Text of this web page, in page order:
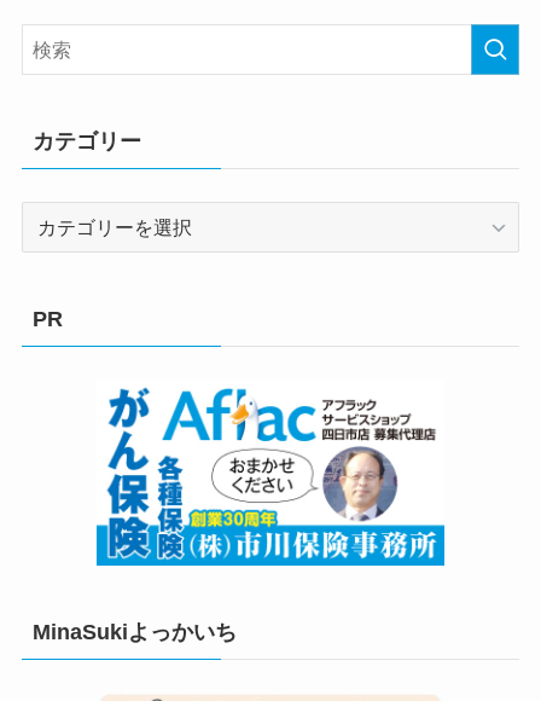
カテゴリー
PR
MinaSukiよっかいち